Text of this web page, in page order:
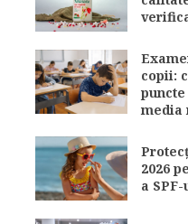
copii:
media
2026
a